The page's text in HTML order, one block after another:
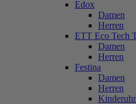
Edox
Damen
Herren
ETT Eco Tech
Damen
Herren
Festina
Damen
Herren